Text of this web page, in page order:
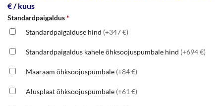
€ / kuus
Standardpaigaldus*
Standardpaigalduse hind (+347 €)
Standardpaigaldus kahele õhksoojuspumbale hind (+694 €)
Maaraam õhksoojuspumbale (+84 €)
Alusplaat õhksoojuspumbale (+61 €)